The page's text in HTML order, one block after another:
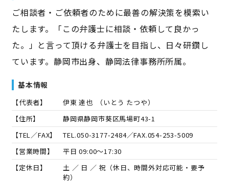
ご相談者・ご依頼者のために最善の解決策を模索い
たします。「この弁護士に相談・依頼して良かっ
た。」と言って頂ける弁護士を目指し、日々研鑽し
ています。静岡市出身、静岡法律事務所所属。
基本情報
【代表者】 伊東 達也 （いとう たつや）
【住所】
静岡県静岡市葵区馬場町43-1
【TEL／FAX】
TEL.050-3177-2484／FAX.054-253-5009
【営業時間】
平日 09:00～17:30
【定休日】
土 ／ 日 ／ 祝（休日、時間外対応可能・要予
約）